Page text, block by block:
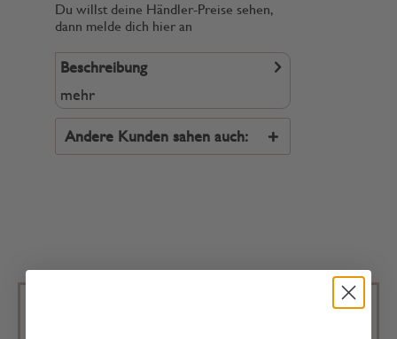
Du willst deine Händler-Preise sehen,
dann melde dich hier an
Beschreibung
mehr
Andere Kunden sahen auch: